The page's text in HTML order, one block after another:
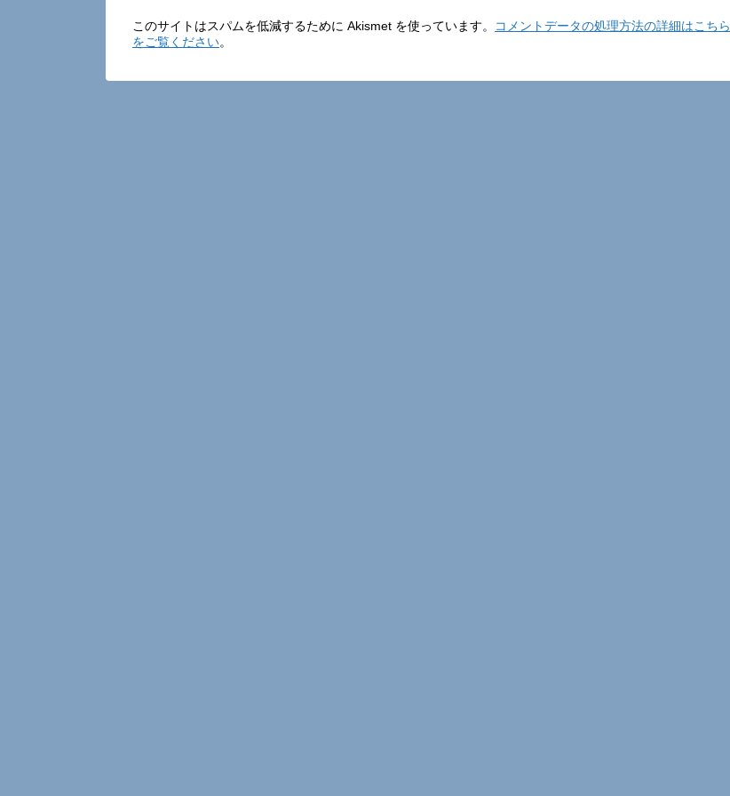
このサイトはスパムを低減するために Akismet を使っています。
コメントデータの処理方法の詳細はこちら
をご覧ください。